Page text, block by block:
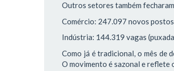
Outros setores também
Comércio: 247.097 novos
Indústria: 144.319 vagas
Como já é tradicional, o mês de
O movimento é sazonal e reflete